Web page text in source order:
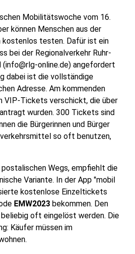
Mobilitätswoche vom 16.
können Menschen aus der
kostenlos testen. Dafür ist ein
bei der Regionalverkehr Ruhr-
(info@rlg-online.de) angefordert
dabei ist die vollständige
Adresse. Am kommenden
VIP-Tickets verschickt, die über
wurden. 300 Tickets sind
die Bürgerinnen und Bürger
so oft benutzen,
Wegs, empfiehlt die
Variante. In der App "mobil
kostenlose Einzeltickets
EMW2023 bekommen. Den
oft eingelöst werden. Die
Käufer müssen im